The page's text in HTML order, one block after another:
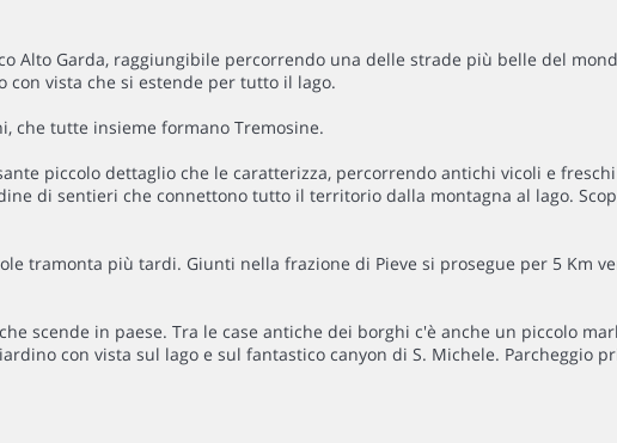
Alto Garda, raggiungibile percorrendo una delle strade più belle del
vista che si estende per tutto il lago.
che tutte insieme formano Tremosine.
piccolo dettaglio che le caratterizza, percorrendo antichi vicoli e
di sentieri che connettono tutto il territorio dalla montagna al lago.
tramonta più tardi. Giunti nella frazione di Pieve si prosegue per 5 Km
scende in paese. Tra le case antiche dei borghi c'è anche un piccolo
con vista sul lago e sul fantastico canyon di S. Michele. Parcheggio